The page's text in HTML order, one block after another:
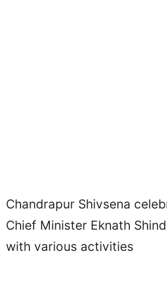
Chandrapur Shivsena
Chief Minister Eknath
with various activities